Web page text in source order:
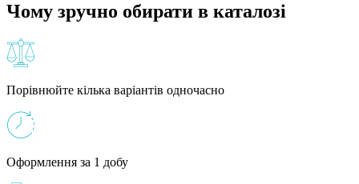
Чому зручно обирати в каталозі
Порівнюйте кілька варіантів одночасно
Оформлення за 1 добу